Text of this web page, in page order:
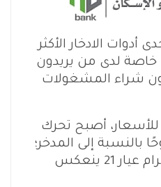
أدوات الادخار الأكثر
خاصة لدى من يريدون
شراء المشغولات
للأسعار، أصبح تحرك
بالنسبة إلى المدخر؛
لأن أي تغير في سعر جرام عيار 21 ينعكس